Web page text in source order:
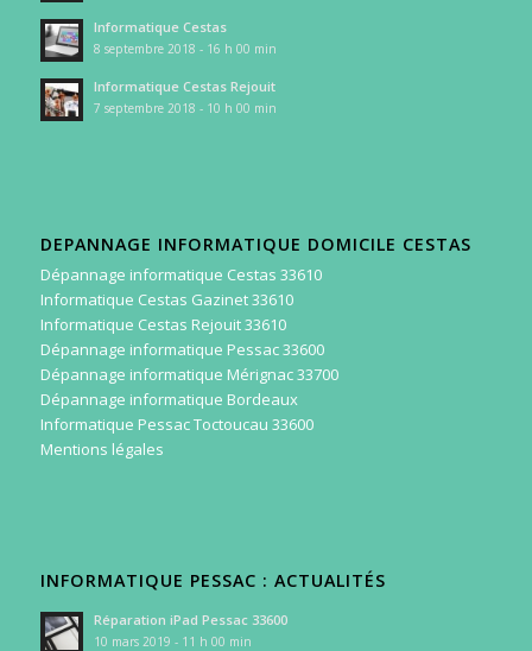
Informatique Cestas
8 septembre 2018 - 16 h 00 min
Informatique Cestas Rejouit
7 septembre 2018 - 10 h 00 min
DEPANNAGE INFORMATIQUE DOMICILE CESTAS
Dépannage informatique Cestas 33610
Informatique Cestas Gazinet 33610
Informatique Cestas Rejouit 33610
Dépannage informatique Pessac 33600
Dépannage informatique Mérignac 33700
Dépannage informatique Bordeaux
Informatique Pessac Toctoucau 33600
Mentions légales
INFORMATIQUE PESSAC : ACTUALITÉS
Réparation iPad Pessac 33600
10 mars 2019 - 11 h 00 min